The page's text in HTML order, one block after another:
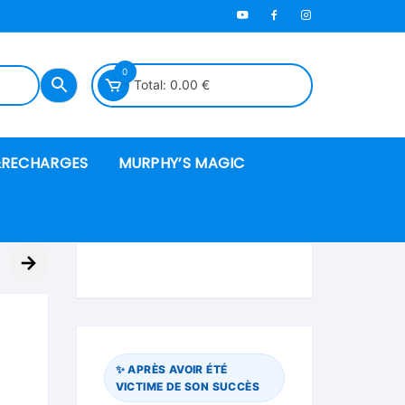
0
Total: 0.00 €
MURPHY’S MAGIC
→
✨ APRÈS AVOIR ÉTÉ
VICTIME DE SON SUCCÈS